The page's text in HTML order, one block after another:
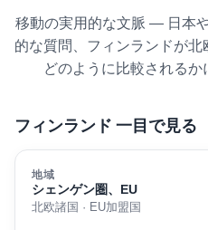
移動の実用的な文脈 — 日本
的な質問、フィンランドが
どのように比較されるか
フィンランド 一目で見る
地域
シェンゲン圏、EU
北欧諸国 · EU加盟国